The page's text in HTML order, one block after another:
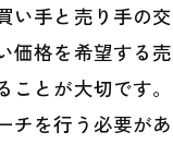
い手と売り手の
価格を希望する
ことが大切です
チを行う必要が